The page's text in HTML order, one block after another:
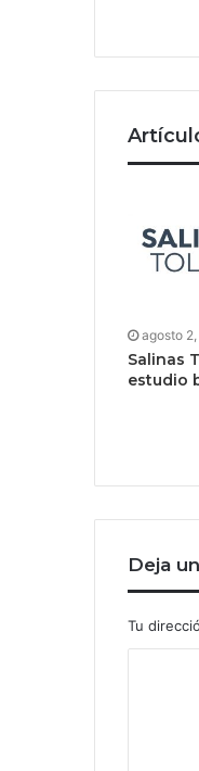
agosto
Salinas
estudio
Deja
Tu